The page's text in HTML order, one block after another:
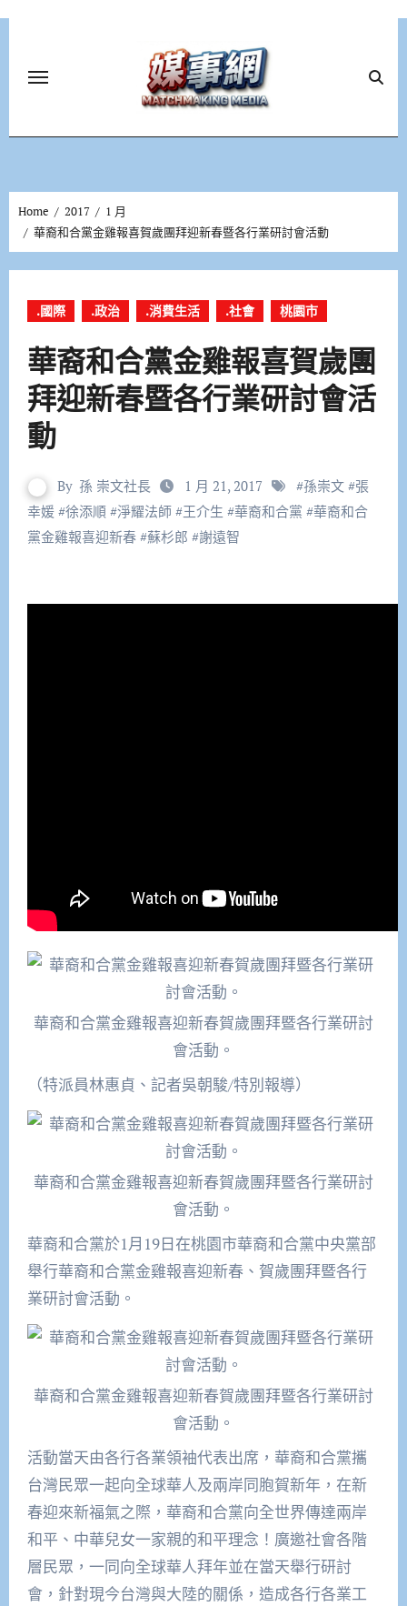
Home 2017
1 月
華裔和合黨金雞報喜賀歲團拜迎新春暨各行業研討會活動
.國際 .政治 .消費生活 .社會 桃園市
華裔和合黨金雞報喜賀歲團
拜迎新春暨各行業研討會活
動
By 孫 崇文社長 1 月 21, 2017 #孫崇文 #張
幸媛#徐添順#淨耀法師#王介生 #華裔和合黨 #華裔和合
黨金雞報喜迎新春#蘇杉郎 #謝遠智
華裔和合黨金雞報喜迎新春賀歲團拜暨各行業研討
會活動。
（特派員林惠貞、記者吳朝駿/特別報導）
華裔和合黨金雞報喜迎新春賀歲團拜暨各行業研討
會活動。
華裔和合黨於1月19日在桃園市華裔和合黨中央黨部
舉行華裔和合黨金雞報喜迎新春、賀歲團拜暨各行
業研討會活動。
華裔和合黨金雞報喜迎新春賀歲團拜暨各行業研討
會活動。
活動當天由各行各業領袖代表出席，華裔和合黨攜
台灣民眾一起向全球華人及兩岸同胞賀新年，在新
春迎來新福氣之際，華裔和合黨向全世界傳達兩岸
和平、中華兒女一家親的和平理念！廣邀社會各階
層民眾，一同向全球華人拜年並在當天舉行研討
會，針對現今台灣與大陸的關係，造成各行各業工